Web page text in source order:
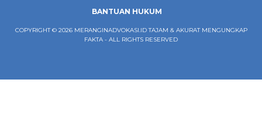
BANTUAN HUKUM
COPYRIGHT © 2026 MERANGINADVOKASI.ID TAJAM & AKURAT MENGUNGKAP
FAKTA - ALL RIGHTS RESERVED